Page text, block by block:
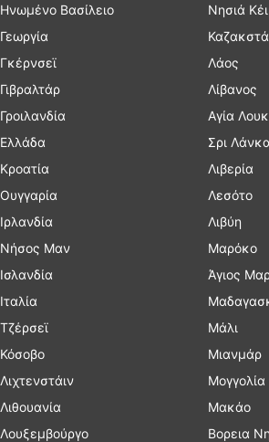
Ηνωμένο Βασίλειο
Γεωργία
Γκέρνσεϊ
Γιβραλτάρ
Γροιλανδία
Ελλάδα
Κροατία
Ουγγαρία
Ιρλανδία
Νήσος Μαν
Ισλανδία
Ιταλία
Τζέρσεϊ
Κόσοβο
Λιχτενστάιν
Λιθουανία
Λουξεμβούργο
Νησιά
Λάος
Λίβανος
Αγία
Σρι Λάνκα
Λιβερία
Λεσότο
Λιβύη
Μαρόκο
Άγιος
Μάλι
Μιανμάρ
Μογγολία
Μακάο
Βορεια